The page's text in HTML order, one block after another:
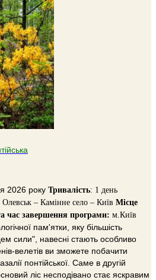
2026 року Тривалiсть: 1 день
– Камінне село – Київ Місце
час завершення програми: м.Київ
пам'ятки, яку більшість
сили", навесні стають особливо
велетів ви зможете побачити
понтійської. Саме в другій
ліс несподівано стає яскравим